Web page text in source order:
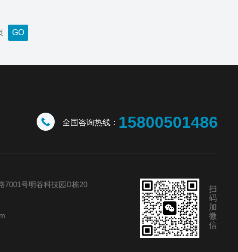
全国咨询热线： 15800501486
7001号明谷科技园D栋20
扫
码
加
微
信